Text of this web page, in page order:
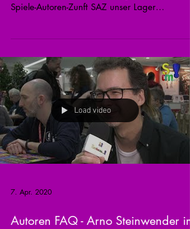
Spiele-Autoren-Zunft SAZ unser Lager
Load video
7. Apr. 2020
Autoren FAQ - Arno Steinwender im